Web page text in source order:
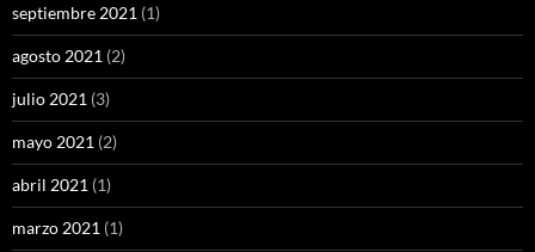
septiembre 2021 (1)
agosto 2021 (2)
julio 2021 (3)
mayo 2021 (2)
abril 2021 (1)
marzo 2021 (1)